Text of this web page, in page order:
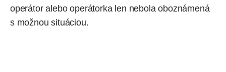
operátor alebo operátorka len nebola oboznámená
s možnou situáciou.